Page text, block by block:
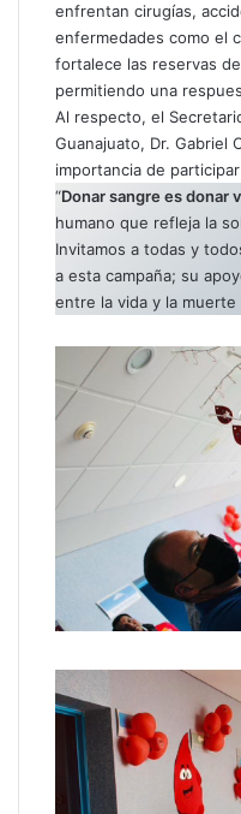
l
e
c
t
r
ó
i
enfrentan cirugías,
enfermedades como el
fortalece las reservas
permitiendo una
Al respecto, el
Guanajuato, Dr. Gabriel
importancia de
“Donar sangre es donar
humano que refleja la
Invitamos a todas y
a esta campaña; su
entre la vida y la muerte